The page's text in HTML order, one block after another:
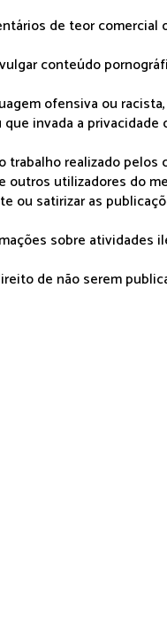
de teor comercial
conteúdo
ofensiva ou
invada a privacidade
trabalho realizado
outros utilizadores do
ou satirizar as
sobre atividades
de não serem